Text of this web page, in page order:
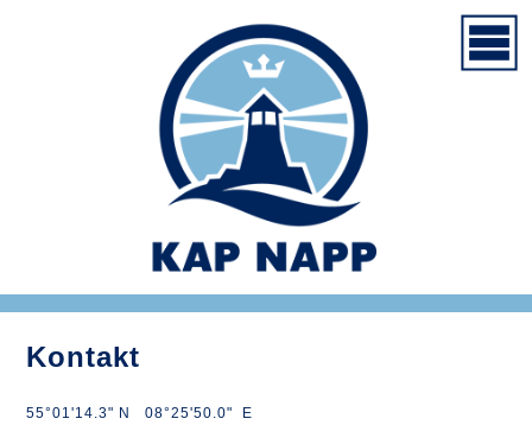
Kontakt
55°01'14.3" N 08°25'50.0" E